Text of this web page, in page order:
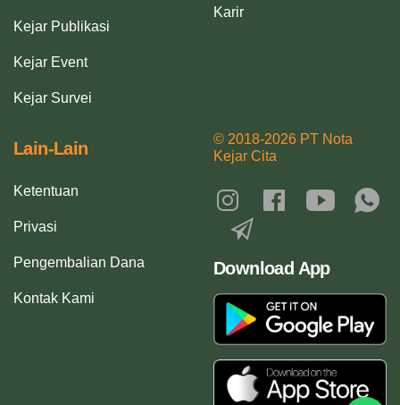
Kejar Publikasi
Kejar Event
Kejar Survei
Karir
Lain-Lain
Ketentuan
Privasi
Pengembalian Dana
Kontak Kami
© 2018-2026 PT Nota
Kejar Cita
Download App